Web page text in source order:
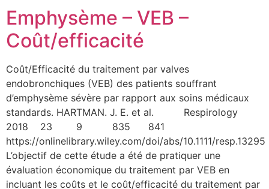
Emphysème – VEB –
Coût/efficacité
Coût/Efficacité du traitement par valves
endobronchiques (VEB) des patients souffrant
d’emphysème sévère par rapport aux soins médicaux
standards. HARTMAN. J. E. et al. Respirology
2018 23 9 835 841
https://onlinelibrary.wiley.com/doi/abs/10.1111/resp.13295
L’objectif de cette étude a été de pratiquer une
évaluation économique du traitement par VEB en
incluant les coûts et le coût/efficacité du traitement par